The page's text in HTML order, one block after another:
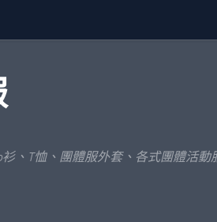
、T恤、團體服外套、各式團體活